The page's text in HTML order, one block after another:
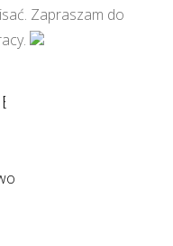
Zapraszam do